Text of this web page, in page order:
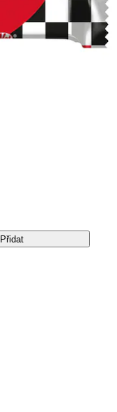
Přidat